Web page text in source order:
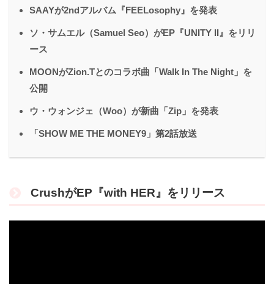
SAAYが2ndアルバム『FEELosophy』を発表
ソ・サムエル（Samuel Seo）がEP『UNITY II』をリリ
ース
MOONがZion.Tとのコラボ曲「Walk In The Night」を
公開
ウ・ウォンジェ（Woo）が新曲「Zip」を発表
「SHOW ME THE MONEY9」第2話放送
CrushがEP『with HER』をリリース